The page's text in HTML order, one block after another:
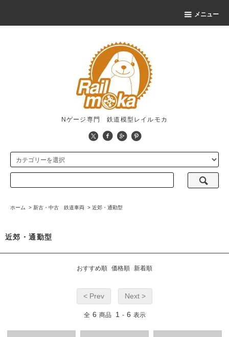
メニュー
Nゲージ専門 鉄道模型レイルモカ
ホーム > 新古・中古 鉄道車両 > 近郊・通勤型
近郊・通勤型
おすすめ順 価格順 新着順
< Prev Next >
全 6 商品 1 - 6 表示